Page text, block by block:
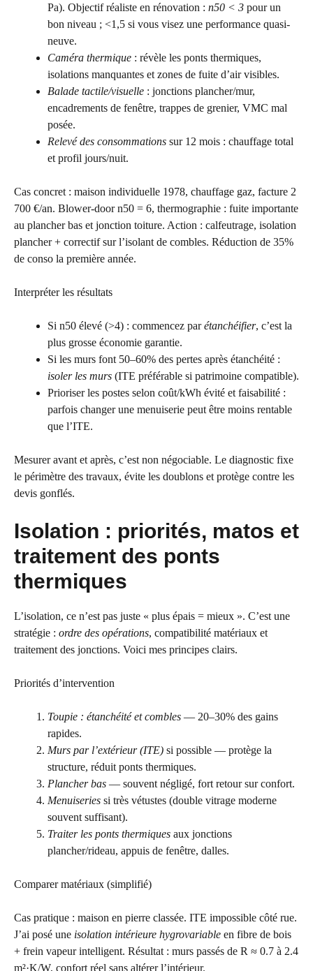
Pa). Objectif réaliste en rénovation : n50 < 3 pour un
bon niveau ; <1,5 si vous visez une performance quasi-
neuve.
Caméra thermique : révèle les ponts thermiques,
isolations manquantes et zones de fuite d’air visibles.
Balade tactile/visuelle : jonctions plancher/mur,
encadrements de fenêtre, trappes de grenier, VMC mal
posée.
Relevé des consommations sur 12 mois : chauffage total
et profil jours/nuit.
Cas concret : maison individuelle 1978, chauffage gaz, facture 2
700 €/an. Blower-door n50 = 6, thermographie : fuite importante
au plancher bas et jonction toiture. Action : calfeutrage, isolation
plancher + correctif sur l’isolant de combles. Réduction de 35%
de conso la première année.
Interpréter les résultats
Si n50 élevé (>4) : commencez parétanchéifier, c’est la
plus grosse économie garantie.
Si les murs font 50–60% des pertes après étanchéité :
isoler les murs (ITE préférable si patrimoine compatible).
Prioriser les postes selon coût/kWh évité et faisabilité :
parfois changer une menuiserie peut être moins rentable
que l’ITE.
Mesurer avant et après, c’est non négociable. Le diagnostic fixe
le périmètre des travaux, évite les doublons et protège contre les
devis gonflés.
Isolation : priorités, matos et
traitement des ponts
thermiques
L’isolation, ce n’est pas juste « plus épais = mieux ». C’est une
stratégie : ordre des opérations, compatibilité matériaux et
traitement des jonctions. Voici mes principes clairs.
Priorités d’intervention
Toupie : étanchéité et combles — 20–30% des gains
rapides.
Murs par l’extérieur (ITE) si possible — protège la
structure, réduit ponts thermiques.
Plancher bas — souvent négligé, fort retour sur confort.
Menuiseries si très vétustes (double vitrage moderne
souvent suffisant).
Traiter les ponts thermiques aux jonctions
plancher/rideau, appuis de fenêtre, dalles.
Comparer matériaux (simplifié)
Cas pratique : maison en pierre classée. ITE impossible côté rue.
J’ai posé une isolation intérieure hygrovariable en fibre de bois
+ frein vapeur intelligent. Résultat : murs passés de R ≈ 0.7 à 2.4
m²·K/W, confort réel sans altérer l’intérieur.